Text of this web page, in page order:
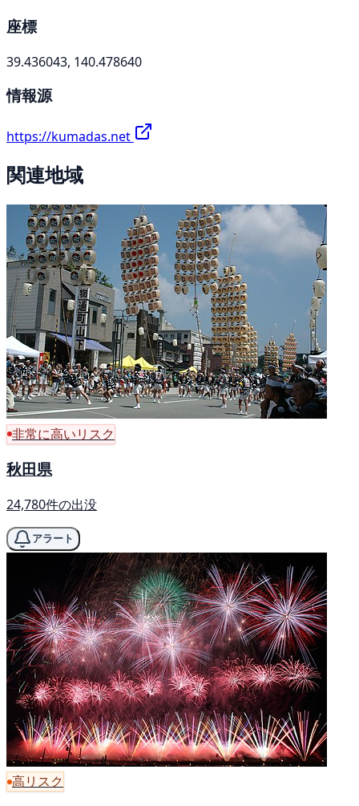
座標
39.436043, 140.478640
情報源
https://kumadas.net
関連地域
非常に高いリスク
秋田県
24,780件の出没
アラート
高リスク